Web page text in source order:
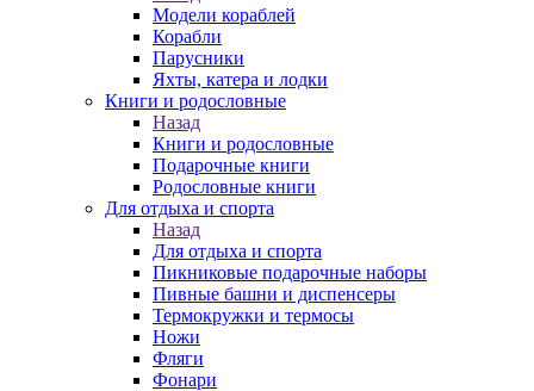
Модели кораблей
Корабли
Парусники
Яхты, катера и лодки
Книги и родословные
Назад
Книги и родословные
Подарочные книги
Родословные книги
Для отдыха и спорта
Назад
Для отдыха и спорта
Пикниковые подарочные наборы
Пивные башни и диспенсеры
Термокружки и термосы
Ножи
Фляги
Фонари